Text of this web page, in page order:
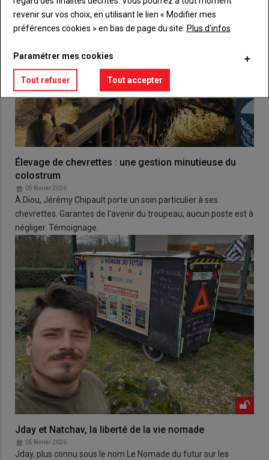
Élevage de chevrettes : une gestion minutieuse du
colostrum
05 février 2026
À Diou, Jérémy Chipault porte un soin particulier à ses
chevrettes. Garantes de l'avenir du troupeau, aucun poste est à
négliger. Témoignage.
Jday et Natchav, la liberté de la vie nomade
05 février 2026
Jday, plus connu sous le nom Le Nomade du futur sur les
revenir sur vos choix, en utilisant le lien « Modifier mes
préférences cookies » en bas de page du site. Plus d'infos
Paramétrer mes cookies
Tout refuser Tout accepter